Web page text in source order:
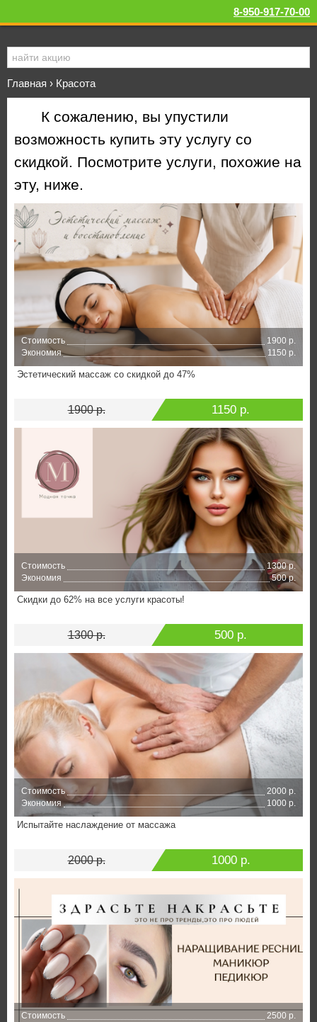
8-950-917-70-00
Главная › Красота
К сожалению, вы упустили
возможность купить эту услугу со
скидкой. Посмотрите услуги, похожие на
эту, ниже.
Стоимость
1900 р.
Экономия
1150 р.
Эстетический массаж со скидкой до 47%
1900 р. 1150 р.
Стоимость
1300 р.
Экономия
500 р.
Скидки до 62% на все услуги красоты!
1300 р. 500 р.
Стоимость
2000 р.
Экономия
1000 р.
Испытайте наслаждение от массажа
2000 р. 1000 р.
Стоимость
2500 р.